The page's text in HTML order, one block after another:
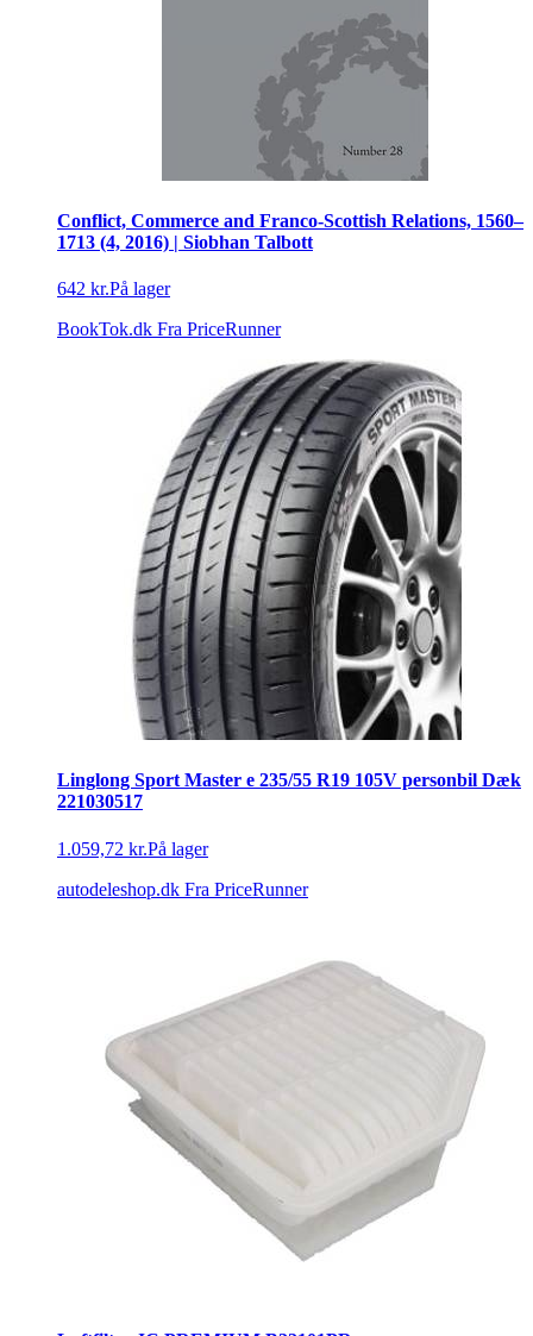
Conflict, Commerce and Franco-Scottish Relations, 1560–
1713 (4, 2016) | Siobhan Talbott
642 kr.På lager
BookTok.dk Fra PriceRunner
Linglong Sport Master e 235/55 R19 105V personbil Dæk
221030517
1.059,72 kr.På lager
autodeleshop.dk Fra PriceRunner